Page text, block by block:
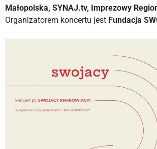
Małopolska, SYNAJ.tv, Imprezowy
Organizatorem koncertu jest Fundacja